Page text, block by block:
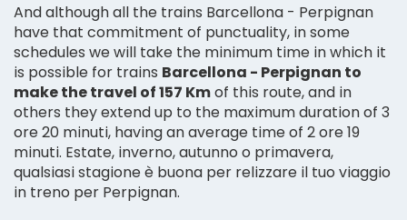
And although all the trains Barcellona - Perpignan
have that commitment of punctuality, in some
schedules we will take the minimum time in which it
is possible for trains Barcellona - Perpignan to
make the travel of 157 Kmof this route, and in
others they extend up to the maximum duration of 3
ore 20 minuti, having an average time of 2 ore 19
minuti. Estate, inverno, autunno o primavera,
qualsiasi stagione è buona per relizzare il tuo viaggio
in treno per Perpignan.